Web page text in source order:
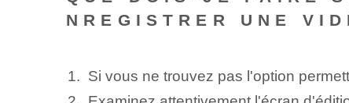
NREGISTRER UNE
Si vous ne trouvez pas l'option